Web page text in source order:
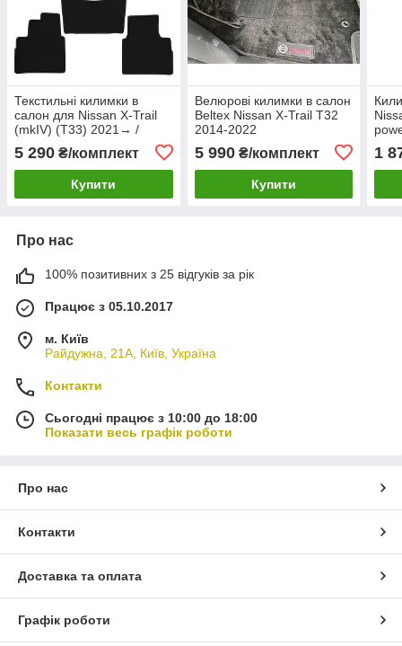
Текстильні килимки в
салон для Nissan X-Trail
(mkIV) (T33) 2021→ /
Premium
5 290 ₴/комплект
Купити
Велюрові килимки в салон
Beltex Nissan X-Trail T32
2014-2022
5 990₴/комплект
Купити
1
Про нас
100% позитивних з 25 відгуків за рік
Працює з 05.10.2017
м. Київ
Райдужна, 21А, Київ, Україна
Контакти
Сьогодні працює з 10:00 до 18:00
Показати весь графік роботи
Про нас
Контакти
Доставка та оплата
Графік роботи